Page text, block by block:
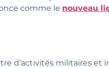
comme le nouveau
d’activités militaires et